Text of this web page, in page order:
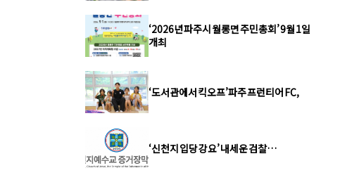
‘2026년 파주시 월롱면 주민총회’ 9월 1일
개최
‘도서관에서 킥오프’파주 프런티어 FC,
‘신천지 입당 강요’ 내세운 검찰…